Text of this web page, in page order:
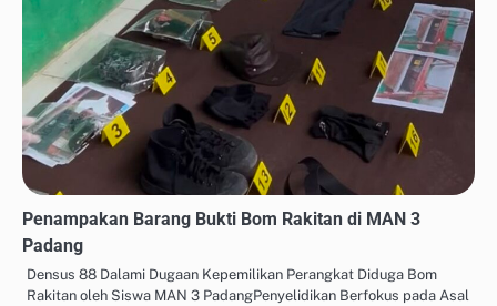
Penampakan Barang Bukti Bom Rakitan di MAN 3
Padang
Densus 88 Dalami Dugaan Kepemilikan Perangkat Diduga Bom
Rakitan oleh Siswa MAN 3 PadangPenyelidikan Berfokus pada Asal